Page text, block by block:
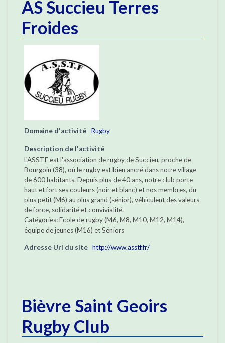
AS Succieu Terres
Froides
Domaine d'activité Rugby
Description de l'activité
L'ASSTF est l'association de rugby de Succieu, proche de
Bourgoin (38), où le rugby est bien ancré dans notre village
de 600 habitants. Depuis plus de 40 ans, notre club porte
haut et fort ses couleurs (noir et blanc) et nos membres, du
plus petit (M6) au plus grand (sénior), véhiculent des valeurs
de force, solidarité et convivialité.
Catégories: Ecole de rugby (M6, M8, M10, M12, M14),
équipe de jeunes (M16) et Séniors
Adresse Url du site http://www.asstf.fr/
Bièvre Saint Geoirs
Rugby Club